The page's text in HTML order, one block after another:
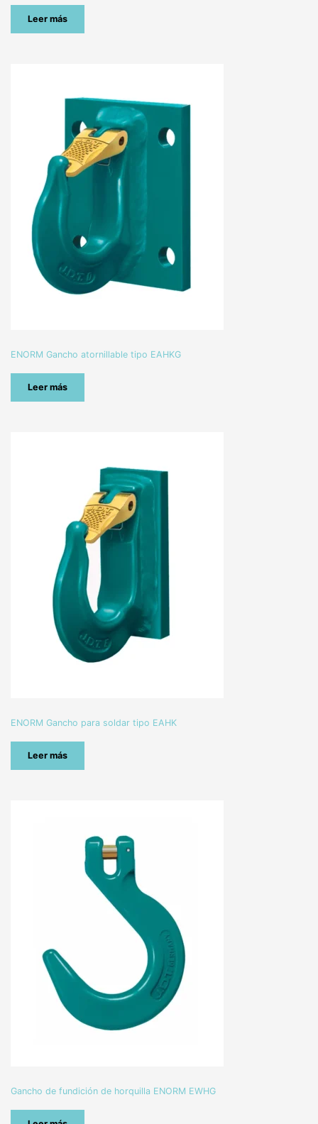
Leer más
ENORM Gancho atornillable tipo EAHKG
Leer más
ENORM Gancho para soldar tipo EAHK
Leer más
Gancho de fundición de horquilla ENORM EWHG